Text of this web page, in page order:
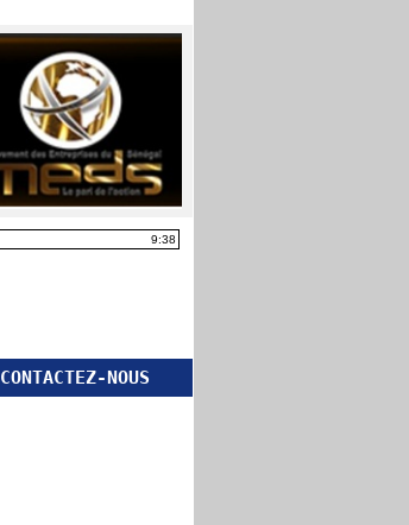
9:38
CONTACTEZ-NOUS